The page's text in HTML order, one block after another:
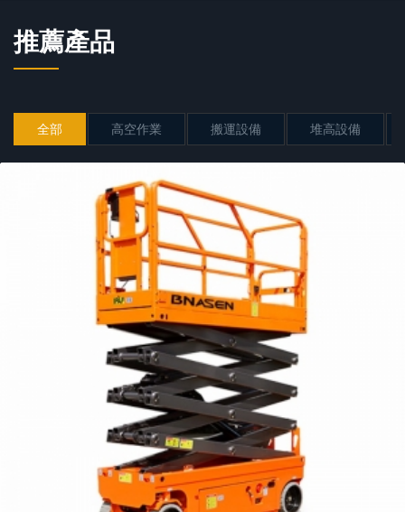
推薦產品
全部 高空作業 搬運設備 堆高設備